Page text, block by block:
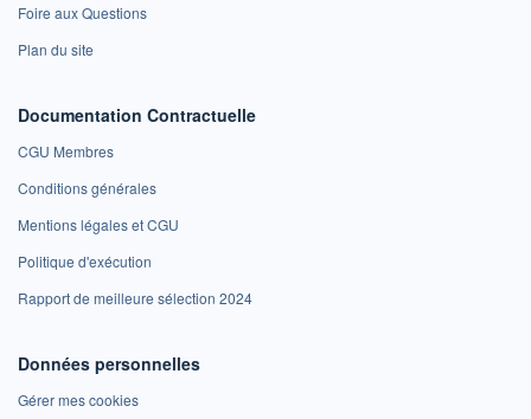
Foire aux Questions
Plan du site
Documentation Contractuelle
CGU Membres
Conditions générales
Mentions légales et CGU
Politique d'exécution
Rapport de meilleure sélection 2024
Données personnelles
Gérer mes cookies